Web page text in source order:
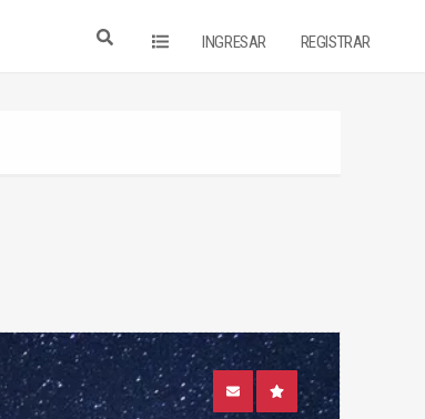
INGRESAR REGISTRAR